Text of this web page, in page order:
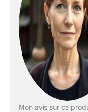
Mon avis sur ce